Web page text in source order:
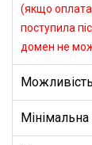
(якщо
поступила
домен не